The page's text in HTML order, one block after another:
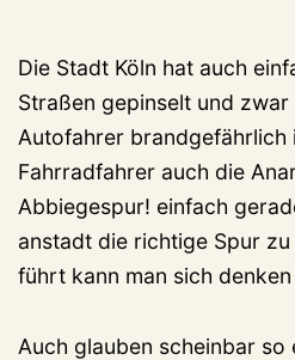
Die Stadt Köln hat auch
Straßen gepinselt und
Autofahrer brandgefährlich
Fahrradfahrer auch die
Abbiegespur! einfach
anstadt die richtige Spur
führt kann man sich denken
Auch glauben scheinbar so